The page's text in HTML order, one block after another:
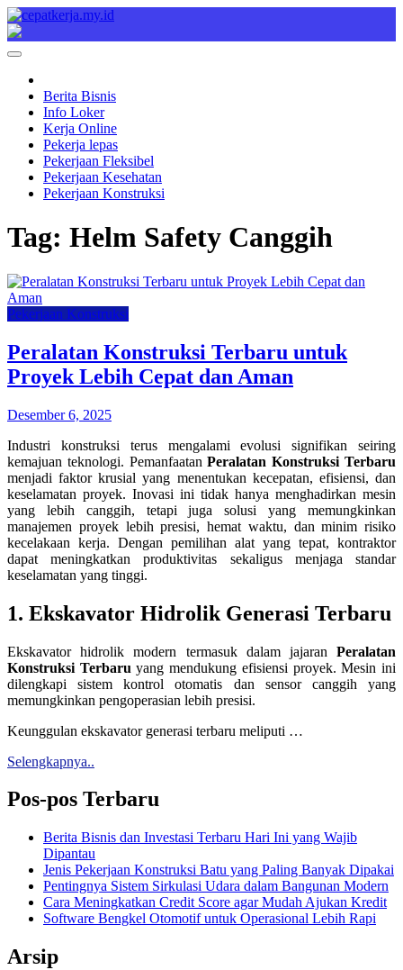
Skip
to
content
Cepat Kerja
Berita Bisnis
Berita Bisnis
Info Loker
Kerja Online
Pekerja lepas
Pekerjaan Fleksibel
Pekerjaan Kesehatan
Pekerjaan Konstruksi
Tag: Helm Safety Canggih
Pekerjaan Konstruksi
Peralatan Konstruksi Terbaru untuk
Proyek Lebih Cepat dan Aman
Desember 6, 2025
Industri konstruksi terus mengalami evolusi signifikan seiring
kemajuan teknologi. PemanfaatanPeralatan Konstruksi Terbaru
menjadi faktor krusial yang menentukan kecepatan, efisiensi, dan
keselamatan proyek. Inovasi ini tidak hanya menghadirkan mesin
yang lebih canggih, tetapi juga solusi yang memungkinkan
manajemen proyek lebih presisi, hemat waktu, dan minim risiko
kecelakaan kerja. Dengan pemilihan alat yang tepat, kontraktor
dapat meningkatkan produktivitas sekaligus menjaga standar
keselamatan yang tinggi.
1. Ekskavator Hidrolik Generasi Terbaru
Ekskavator hidrolik modern termasuk dalam jajaran Peralatan
Konstruksi Terbaru yang mendukung efisiensi proyek. Mesin ini
dilengkapi sistem kontrol otomatis dan sensor canggih yang
memungkinkan pengoperasian lebih presisi.
Keunggulan ekskavator generasi terbaru meliputi …
Selengkapnya..
Pos-pos Terbaru
Berita Bisnis dan Investasi Terbaru Hari Ini yang Wajib
Dipantau
Jenis Pekerjaan Konstruksi Batu yang Paling Banyak Dipakai
Pentingnya Sistem Sirkulasi Udara dalam Bangunan Modern
Cara Meningkatkan Credit Score agar Mudah Ajukan Kredit
Software Bengkel Otomotif untuk Operasional Lebih Rapi
Arsip